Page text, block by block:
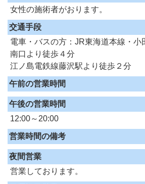
女性の施術者がおります。
交通手段
電車・バスの方：JR東海道本線・小
南口より徒歩４分
江ノ島電鉄線藤沢駅より徒歩２分
午前の営業時間
午後の営業時間
12:00～20:00
営業時間の備考
夜間営業
営業しております。